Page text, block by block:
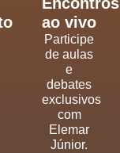
ao vivo
Participe
de aulas
e
debates
exclusivos
com
Elemar
Júnior.